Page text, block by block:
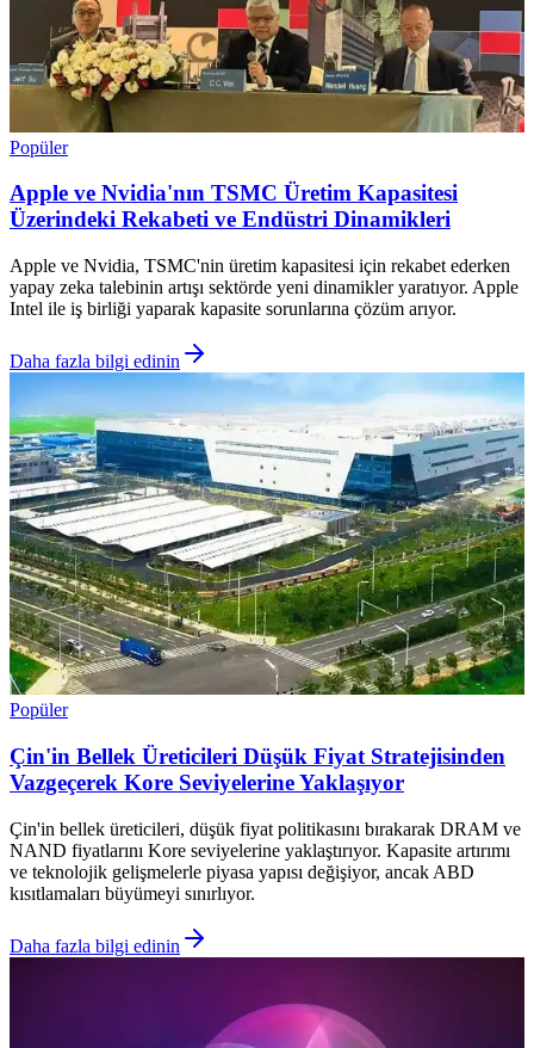
Popüler
Apple ve Nvidia'nın TSMC Üretim Kapasitesi
Üzerindeki Rekabeti ve Endüstri Dinamikleri
Apple ve Nvidia, TSMC'nin üretim kapasitesi için rekabet ederken
yapay zeka talebinin artışı sektörde yeni dinamikler yaratıyor. Apple
Intel ile iş birliği yaparak kapasite sorunlarına çözüm arıyor.
Daha fazla bilgi edinin
Popüler
Çin'in Bellek Üreticileri Düşük Fiyat Stratejisinden
Vazgeçerek Kore Seviyelerine Yaklaşıyor
Çin'in bellek üreticileri, düşük fiyat politikasını bırakarak DRAM ve
NAND fiyatlarını Kore seviyelerine yaklaştırıyor. Kapasite artırımı
ve teknolojik gelişmelerle piyasa yapısı değişiyor, ancak ABD
kısıtlamaları büyümeyi sınırlıyor.
Daha fazla bilgi edinin